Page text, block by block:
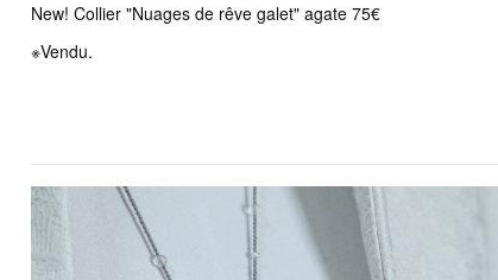
New! Collier "Nuages de rêve galet" agate 75€
※Vendu.